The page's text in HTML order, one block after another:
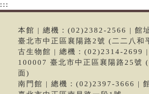
:::
本館 | 總機：(02)2382-2566 | 館
臺北市中正區襄陽路2號 (二二八和
古生物館 | 總機：(02)2314-2699 |
100007 臺北市中正區襄陽路25號
面)
南門館 | 總機：(02)2397-3666 |